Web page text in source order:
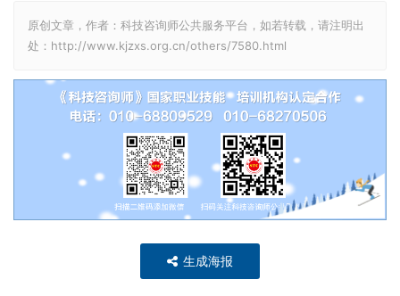
原创文章，作者：科技咨询师公共服务平台，如若转载，请注明出
处：http://www.kjzxs.org.cn/others/7580.html
生成海报